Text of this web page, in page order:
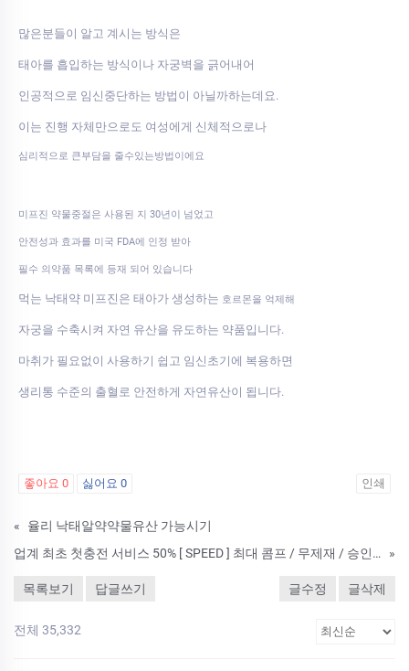
많은분들이 알고 계시는 방식은
태아를 흡입하는 방식이나 자궁벽을 긁어내어
인공적으로 임신중단하는 방법이 아닐까하는데요.
이는 진행 자체만으로도 여성에게 신체적으로나
심리적으로 큰부담을 줄수있는방법이에요
미프진 약물중절은 사용된 지 30년이 넘었고
안전성과 효과를 미국 FDA에 인정 받아
필수 의약품 목록에 등재 되어 있습니다
먹는 낙태약 미프진은 태아가 생성하는 호르몬을 억제해
자궁을 수축시켜 자연 유산을 유도하는 약품입니다.
마취가 필요없이 사용하기 쉽고 임신초기에 복용하면
생리통 수준의 출혈로 안전하게 자연유산이 됩니다.
좋아요 0 싫어요 0 인쇄
«
율리 낙태알약약물유산 가능시기
업계 최초 첫충전 서비스 50% [ SPEED ] 최대 콤프 / 무제재 / 승인 전화 X
»
목록보기 답글쓰기 글수정 글삭제
전체 35,332